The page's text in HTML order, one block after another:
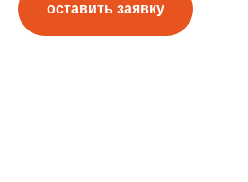
оставить заявку